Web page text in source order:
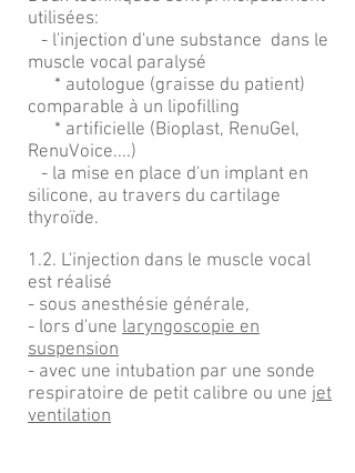
utilisées:
- l'injection d'une substance dans le
muscle vocal paralysé
* autologue (graisse du patient)
comparable à un lipofilling
* artificielle (Bioplast, RenuGel,
RenuVoice....)
- la mise en place d'un implant en
silicone, au travers du cartilage
thyroïde.
1.2. L'injection dans le muscle vocal
est réalisé
- sous anesthésie générale,
- lors d'une laryngoscopie en
suspension
- avec une intubation par une sonde
respiratoire de petit calibre ou une jet
ventilation